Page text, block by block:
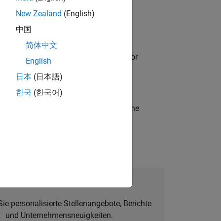
MATLAB & Simulink workflows for
products and systems in the
personalisierte Stellenangebote, Berichte
und Unternehmensneuigkeiten.
New Zealand (English)
中国
简体中文
English
日本 (日本語)
한국 (한국어)